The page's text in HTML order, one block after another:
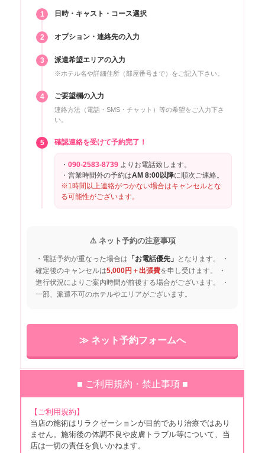
東区8000円エリア さ行 志賀島
東区3000円エリア た行 多々良・
多の津・千早・土井
3,000円
東区4000円エリア た行 唐原
東区5000円エリア た行 高美台
東区3000円エリア な行 名島
東区4000円エリア な行 名子
東区5000円エリア な行 奈多・奈
東区2000円エリア は行 箱崎・箱
崎ふ頭・筥松・筥松新町・原田・二
又瀬・二又瀬新町
2,000円
東区3000円エリア は行 八田
東区2000円エリア ま行 松島・松
東区3000円エリア ま行 舞松原・
御島崎・みどりが丘・みなと香椎
東区5000円エリア ま行 三苫・美
和台・美和台新町
5,000円
1 日時・キャスト・コース選択
2 オプション・連絡先の入力
3 派遣希望エリアの入力
※ホテル名や詳細住所（部屋番号まで）をご記入下さい。
4 ご要望欄の入力
連絡方法（電話・SMS・チャット）等の希望をご入力下さ
い。
5 確認連絡を受けて予約完了！
・090-2583-8739 よりお電話致します。
・営業時間外の予約はAM 8:00以降に順次ご連絡。
※1時間以上連絡がつかない場合はキャンセルとな
る可能性がございます。
⚠️ ネット予約の注意事項
・電話予約が重なった場合は 「お電話優先」 となります。 ・
確定後のキャンセルは5,000円＋出張費を申し受けます。 ・
進行状況によりご案内時間が前後する場合がございます。 ・
一部、派遣不可のホテルやエリアがございます。
≫ ネット予約フォームへ
■ ご利用規約・禁止事項 ■
【ご利用規約】
当店の施術はリラクゼーションが目的であり治療ではあり
ません。施術後の体調不良や皮膚トラブル等について、当
店は一切の責任を負いかねます。